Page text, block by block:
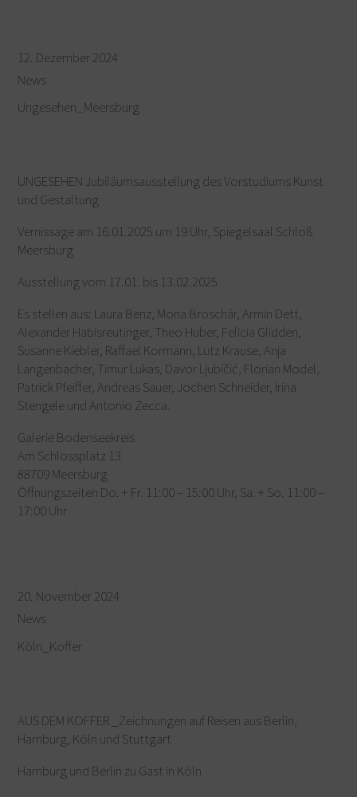
12. Dezember 2024
News
Ungesehen_Meersburg
UNGESEHEN Jubiläumsausstellung des Vorstudiums Kunst
und Gestaltung
Vernissage am 16.01.2025 um 19 Uhr, Spiegelsaal Schloß
Meersburg
Ausstellung vom 17.01. bis 13.02.2025
Es stellen aus: Laura Benz, Mona Broschár, Armin Dett,
Alexander Habisreutinger, Theo Huber, Felicia Glidden,
Susanne Kiebler, Raffael Kormann, Lutz Krause, Anja
Langenbacher, Timur Lukas, Davor Ljubičić, Florian Model,
Patrick Pfeiffer, Andreas Sauer, Jochen Schneider, Irina
Stengele und Antonio Zecca.
Galerie Bodenseekreis
Am Schlossplatz 13
88709 Meersburg
Öffnungszeiten Do. + Fr. 11:00 – 15:00 Uhr, Sa. + So. 11:00 –
17:00 Uhr
20. November 2024
News
Köln_Koffer
AUS DEM KOFFER _Zeichnungen auf Reisen aus Berlin,
Hamburg, Köln und Stuttgart
Hamburg und Berlin zu Gast in Köln